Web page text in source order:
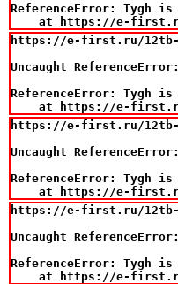
ReferenceError: Tygh is
at https://e-
https://e-first.ru/12tb-
Uncaught
ReferenceError: Tygh is
at https://e-
https://e-first.ru/12tb-
Uncaught
ReferenceError: Tygh is
at https://e-
https://e-first.ru/12tb-
Uncaught
ReferenceError: Tygh is
at https://e-